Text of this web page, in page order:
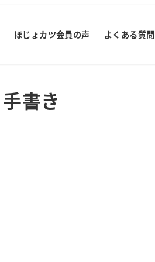
ほじょカツ会員の声 よくある質問
手書き